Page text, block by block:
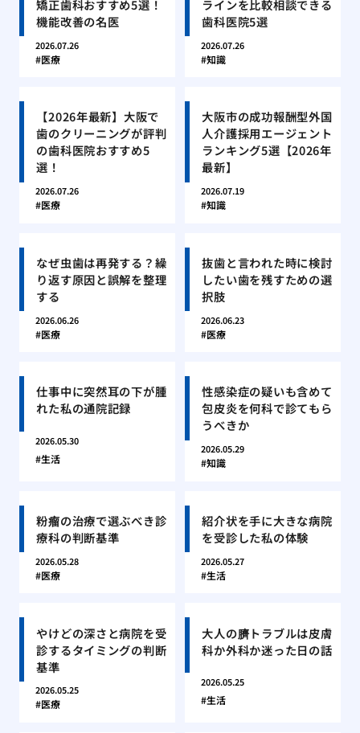
矯正歯科おすすめ5選！
機能改善の名医
2026.07.26
医療
ラインを比較相談できる
歯科医院5選
2026.07.26
知識
【2026年最新】大阪で
歯のクリーニングが評判
の歯科医院おすすめ5
選！
2026.07.26
医療
大阪市の成功報酬型外国
人介護採用エージェント
ランキング5選【2026年
最新】
2026.07.19
知識
なぜ虫歯は再発する？繰
り返す原因と誤解を整理
する
2026.06.26
医療
抜歯と言われた時に検討
したい歯を残すための選
択肢
2026.06.23
医療
仕事中に突然耳の下が腫
れた私の通院記録
2026.05.30
生活
性感染症の疑いも含めて
包皮炎を何科で診てもら
うべきか
2026.05.29
知識
粉瘤の治療で選ぶべき診
療科の判断基準
2026.05.28
医療
紹介状を手に大きな病院
を受診した私の体験
2026.05.27
生活
やけどの深さと病院を受
診するタイミングの判断
基準
2026.05.25
医療
大人の臍トラブルは皮膚
科か外科か迷った日の話
2026.05.25
生活